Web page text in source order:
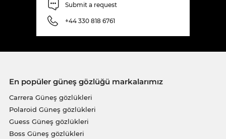
Submit a request
+44 330 818 6761
En popüler güneş gözlüğü markalarımız
Carrera Güneş gözlükleri
Polaroid Güneş gözlükleri
Guess Güneş gözlükleri
Boss Güneş gözlükleri